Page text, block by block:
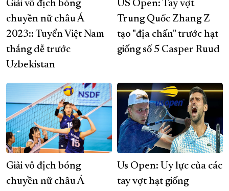
Giải vô địch bóng
chuyền nữ châu Á
2023:: Tuyển Việt Nam
thắng dễ trước
Uzbekistan
US Open: Tay vợt
Trung Quốc Zhang Z
tạo "địa chấn" trước hạt
giống số 5 Casper Ruud
Giải vô địch bóng
chuyền nữ châu Á
Us Open: Uy lực của các
tay vợt hạt giống